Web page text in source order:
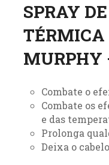
SPRAY
MURPHY
Combate o
Combate os
e das
Prolonga
Deixa o